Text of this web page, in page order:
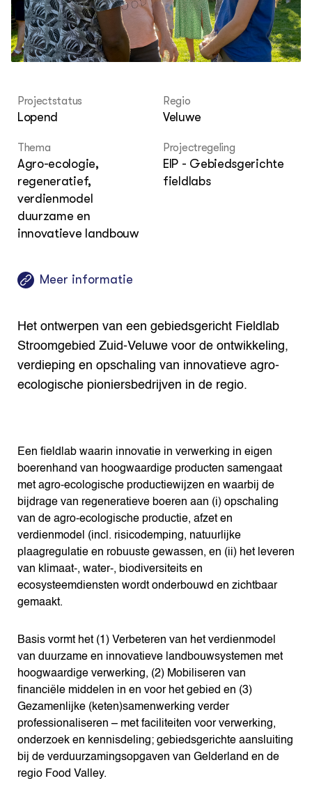
ZIE OOK
In de regio
Projecten
Vakbladen
Wiki Groen Kennisnet
GROEN KENNISNET
Over ons
Contact
Search the Knowledge base
Projectstatus
Lopend
Regio
Veluwe
Thema
Agro-ecologie,
regeneratief,
verdienmodel
duurzame en
innovatieve landbouw
Projectregeling
EIP - Gebiedsgerichte
fieldlabs
Meer informatie
Het ontwerpen van een gebiedsgericht Fieldlab
Stroomgebied Zuid-Veluwe voor de ontwikkeling,
verdieping en opschaling van innovatieve agro-
ecologische pioniersbedrijven in de regio.
Een fieldlab waarin innovatie in verwerking in eigen
boerenhand van hoogwaardige producten samengaat
met agro-ecologische productiewijzen en waarbij de
bijdrage van regeneratieve boeren aan (i) opschaling
van de agro-ecologische productie, afzet en
verdienmodel (incl. risicodemping, natuurlijke
plaagregulatie en robuuste gewassen, en (ii) het leveren
van klimaat-, water-, biodiversiteits en
ecosysteemdiensten wordt onderbouwd en zichtbaar
gemaakt.
Basis vormt het (1) Verbeteren van het verdienmodel
van duurzame en innovatieve landbouwsystemen met
hoogwaardige verwerking, (2) Mobiliseren van
financiële middelen in en voor het gebied en (3)
Gezamenlijke (keten)samenwerking verder
professionaliseren – met faciliteiten voor verwerking,
onderzoek en kennisdeling; gebiedsgerichte aansluiting
bij de verduurzamingsopgaven van Gelderland en de
regio Food Valley.